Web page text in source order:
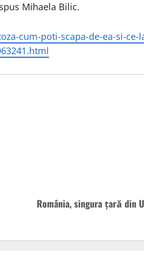
Mihaela Bilic.
cum-poti-scapa-de-ea-si-ce-
România, singura țară din